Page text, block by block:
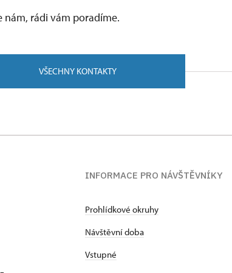
nám, rádi vám poradíme.
VŠECHNY KONTAKTY
INFORMACE PRO NÁVŠTĚVNÍKY
Prohlídkové okruhy
Návštěvní doba
Vstupné